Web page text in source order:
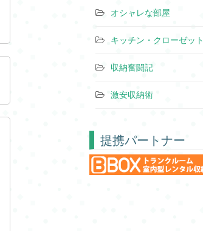
オシャレな部屋
キッチン・クローゼット
収納奮闘記
激安収納術
提携パートナー